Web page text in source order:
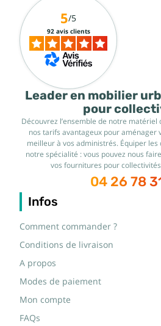
Leader en mobilier
pour
Découvrez l’ensemble de notre
nos tarifs avantageux pour aménager
meilleur à vos administrés. Équiper les
notre spécialité : vous pouvez nous
vos fournitures pour
04 26 78
Infos
Comment commander ?
Conditions de livraison
A propos
Modes de paiement
Mon compte
FAQs
5/5
92 avis clients